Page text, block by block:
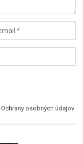
Ochrany osobných údajov